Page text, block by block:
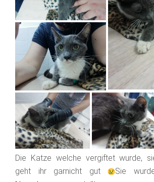
Die Katze welche vergiftet wurde,
geht ihr garnicht gut
Sie